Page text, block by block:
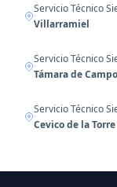
Servicio Técnico
Villarramiel
Servicio Técnico
Támara de
Servicio Técnico
Cevico de la Torre